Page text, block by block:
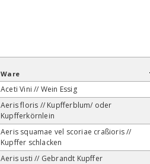
Ware
Aceti Vini // Wein Essig
Aeris floris // Kupfferblum/ oder
Kupfferkörnlein
Aeris squamae vel scoriae craßioris //
Kupffer schlacken
Aeris usti // Gebrandt Kupffer